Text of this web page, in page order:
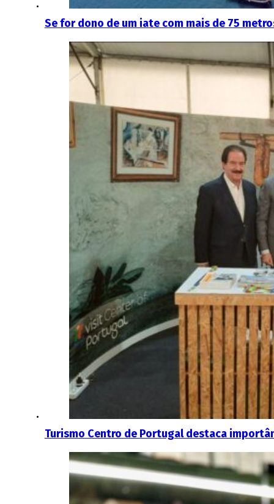
Se for dono de um iate com mais de 75
Turismo Centro de Portugal destaca